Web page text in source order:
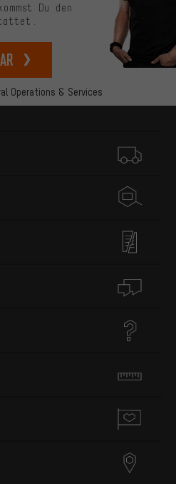
Operations & Services
Du den